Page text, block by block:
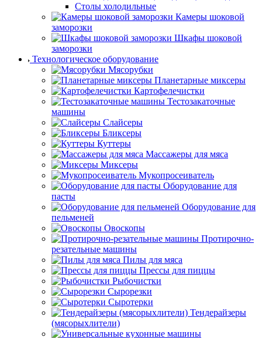
Столы холодильные
Камеры шоковой
заморозки
Шкафы шоковой
заморозки
Технологическое оборудование
Мясорубки
Планетарные миксеры
Картофелечистки
Тестозакаточные
машины
Слайсеры
Бликсеры
Куттеры
Массажеры для мяса
Миксеры
Мукопросеиватель
Оборудование для
пасты
Оборудование для
пельменей
Овоскопы
Протирочно-
резательные машины
Пилы для мяса
Прессы для пиццы
Рыбочистки
Сырорезки
Сыротерки
Тендерайзеры
(мясорыхлители)